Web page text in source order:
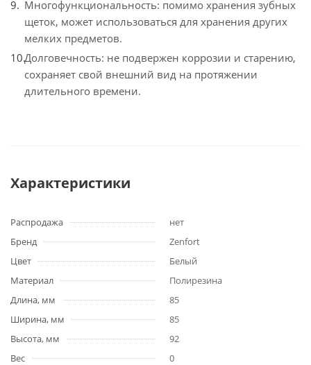
Многофункциональность: помимо хранения зубных
щеток, может использоваться для хранения других
мелких предметов.
Долговечность: не подвержен коррозии и старению,
сохраняет свой внешний вид на протяжении
длительного времени.
Характеристики
Распродажа
нет
Бренд
Zenfort
Цвет
Белый
Материал
Полирезина
Длина, мм
85
Ширина, мм
85
Высота, мм
92
Вес
0